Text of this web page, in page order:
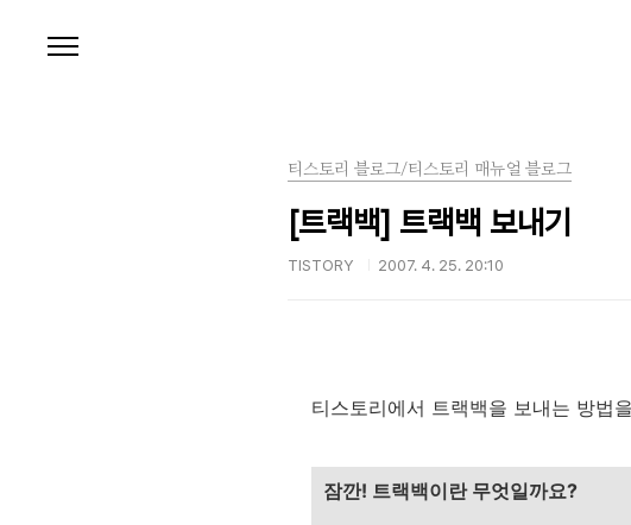
티스토리 블로그/티스토리 매뉴얼 블로그
[트랙백] 트랙백 보내기
TISTORY 2007. 4. 25. 20:10
티스토리에서 트랙백을 보내는 방법
잠깐! 트랙백이란 무엇일까요?